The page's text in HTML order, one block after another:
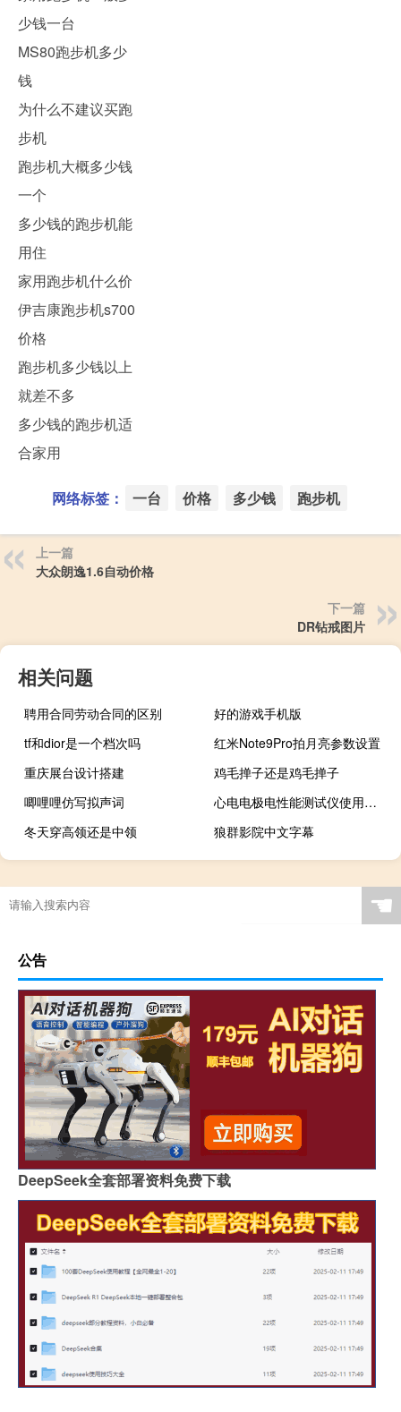
少钱一台
MS80跑步机多少
钱
为什么不建议买跑
步机
跑步机大概多少钱
一个
多少钱的跑步机能
用住
家用跑步机什么价
伊吉康跑步机s700
价格
跑步机多少钱以上
就差不多
多少钱的跑步机适
合家用
网络标签： 一台 价格 多少钱 跑步机
上一篇
大众朗逸1.6自动价格
下一篇
DR钻戒图片
相关问题
聘用合同劳动合同的区别
好的游戏手机版
tf和dior是一个档次吗
红米Note9Pro拍月亮参数设置
重庆展台设计搭建
鸡毛掸子还是鸡毛掸子
唧哩哩仿写拟声词
心电电极电性能测试仪使用方法
冬天穿高领还是中领
狼群影院中文字幕
☚
公告
DeepSeek全套部署资料免费下载